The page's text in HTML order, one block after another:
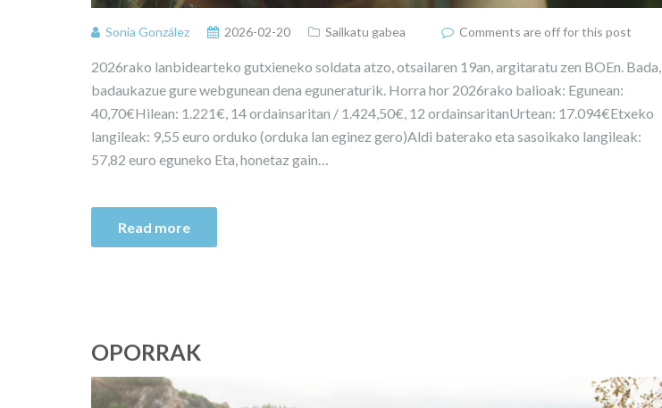
Sonia González 2026-02-20 Sailkatu gabea Comments are off for this post
2026rako lanbidearteko gutxieneko soldata atzo, otsailaren 19an, argitaratu zen BOEn. Bada,
badaukazue gure webgunean dena eguneraturik. Horra hor 2026rako balioak: Egunean:
40,70€Hilean: 1.221€, 14 ordainsaritan / 1.424,50€, 12 ordainsaritanUrtean: 17.094€Etxeko
langileak: 9,55 euro orduko (orduka lan eginez gero)Aldi baterako eta sasoikako langileak:
57,82 euro eguneko Eta, honetaz gain…
Read more
OPORRAK